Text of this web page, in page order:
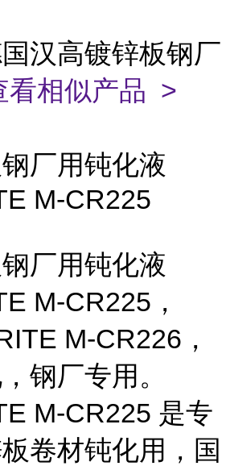
汉高镀锌板钢厂
看相似产品 >
厂用钝化液
M-CR225
厂用钝化液
M-CR225，
M-CR226，
钢厂专用。
M-CR225 是专
卷材钝化用，国